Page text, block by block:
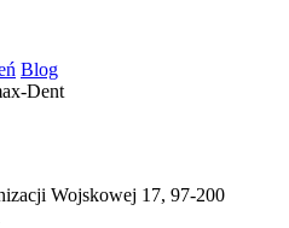
Blog
Dent
Wojskowej 17, 97-200